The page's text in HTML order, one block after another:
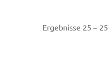
Ergebnisse 25 –